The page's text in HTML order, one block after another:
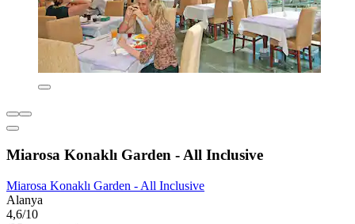
Miarosa Konaklı Garden - All Inclusive
Miarosa Konaklı Garden - All Inclusive
Alanya
4,6/10